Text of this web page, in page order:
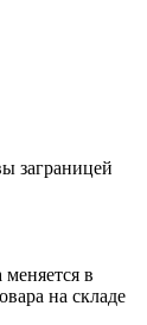
заграницей
меняется в
на складе